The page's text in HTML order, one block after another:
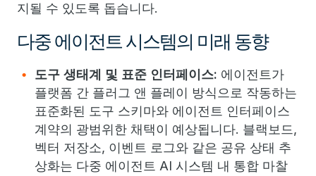
지될 수 있도록 돕습니다.
다중 에이전트 시스템의 미래 동향
도구 생태계 및 표준 인터페이스: 에이전트가
플랫폼 간 플러그 앤 플레이 방식으로 작동하는
표준화된 도구 스키마와 에이전트 인터페이스
계약의 광범위한 채택이 예상됩니다. 블랙보드,
벡터 저장소, 이벤트 로그와 같은 공유 상태 추
상화는 다중 에이전트 AI 시스템 내 통합 마찰